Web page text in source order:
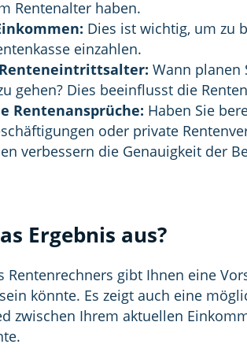
Rentenalter haben.
Dies ist wichtig, um zu
einzahlen.
Wann planen
gehen? Dies beeinflusst die
Rentenansprüche: Haben Sie
oder private
verbessern die Genauigkeit der
Ergebnis aus?
Rentenrechners gibt Ihnen eine
könnte. Es zeigt auch eine
zwischen Ihrem aktuellen